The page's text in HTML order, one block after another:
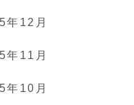
年12月
年11月
年10月